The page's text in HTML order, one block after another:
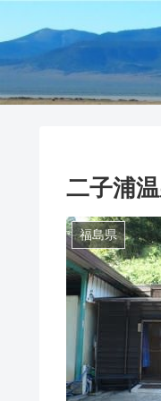
二子浦
福島県